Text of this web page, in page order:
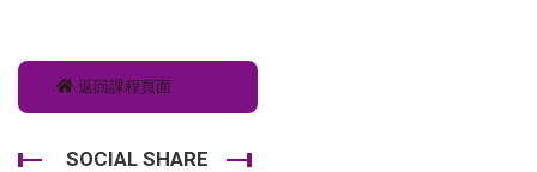
返回課程頁面
SOCIAL SHARE